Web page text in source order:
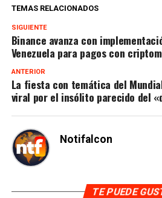
TEMAS RELACIONADOS
SIGUIENTE
Binance avanza con
Venezuela para pagos con
ANTERIOR
La fiesta con temática del
viral por el insólito parecido del
Notifalcon
TE PUEDE